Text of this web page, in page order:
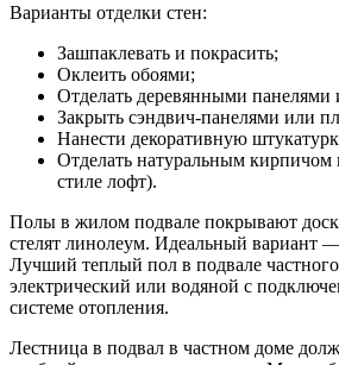
Варианты отделки стен:
Зашпаклевать и покрасить;
Оклеить обоями;
Отделать деревянными панелями
Закрыть сэндвич-панелями или
Нанести декоративную
Отделать натуральным
стиле лофт).
Полы в жилом подвале покрывают
стелят линолеум. Идеальный вариант
Лучший теплый пол в подвале
электрический или водяной с
системе отопления.
Лестница в подвал в частном доме